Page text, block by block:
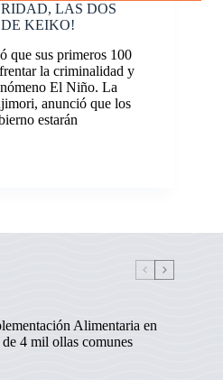
LAS DOS
KEIKO!
que sus primeros 100
la criminalidad y
El Niño. La
anunció que los
estarán
Alimentaria en
4 mil ollas comunes